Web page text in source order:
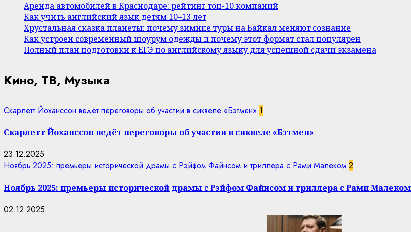
Аренда автомобилей в Краснодаре: рейтинг топ-10 компаний
Как учить английский язык детям 10–13 лет
Хрустальная сказка планеты: почему зимние туры на Байкал меняют сознание
Как устроен современный шоурум одежды и почему этот формат стал популярен
Полный план подготовки к ЕГЭ по английскому языку для успешной сдачи экзамена
Кино, ТВ, Музыка
Скарлетт Йоханссон ведёт переговоры об участии в сиквеле «Бэтмен» 1
Скарлетт Йоханссон ведёт переговоры об участии в сиквеле «Бэтмен»
23.12.2025
Ноябрь 2025: премьеры исторической драмы с Рэйфом Файнсом и триллера с Рами Малеком 2
Ноябрь 2025: премьеры исторической драмы с Рэйфом Файнсом и триллера с Рами Малеком
02.12.2025